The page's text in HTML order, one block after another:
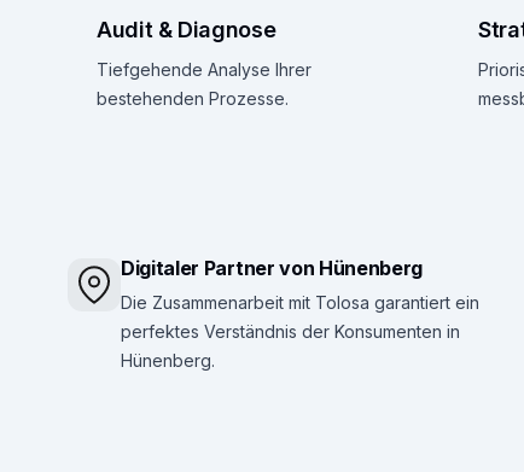
Audit & Diagnose
Tiefgehende Analyse Ihrer
bestehenden Prozesse.
Digitaler Partner von Hünenberg
Die Zusammenarbeit mit Tolosa garantiert ein
perfektes Verständnis der Konsumenten in
Hünenberg.